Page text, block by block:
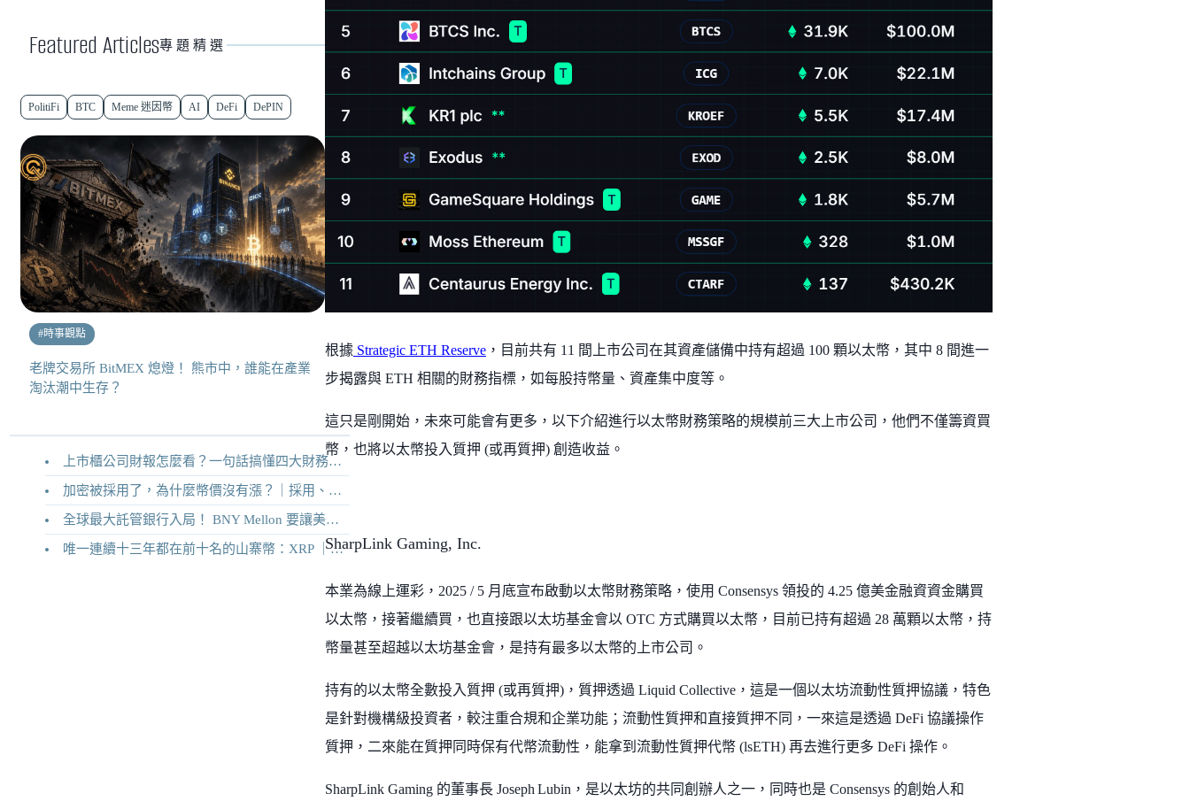
Featured Articles專題精選
PolitiFi BTC Meme 迷因幣 AI DeFi DePIN
#時事觀點
老牌交易所 BitMEX 熄燈！ 熊市中，誰能在產業
淘汰潮中生存？
上市櫃公司財報怎麼看？一句話搞懂四大財務報表
加密被採用了，為什麼幣價沒有漲？｜採用、收入與代幣價值捕獲
全球最大託管銀行入局！ BNY Mellon 要讓美債交易 24/7 不打烊
唯一連續十三年都在前十名的山寨幣：XRP ｜Ripple 2026 介紹
根據 Strategic ETH Reserve ，目前共有 11 間上市公司在其資產儲備中持有超過 100 顆以太幣，其中 8 間進一
步揭露與 ETH 相關的財務指標，如每股持幣量、資產集中度等。
這只是剛開始，未來可能會有更多，以下介紹進行以太幣財務策略的規模前三大上市公司，他們不僅籌資買
幣，也將以太幣投入質押 (或再質押) 創造收益。
SharpLink Gaming, Inc.
本業為線上運彩，2025 / 5 月底宣布啟動以太幣財務策略，使用 Consensys 領投的 4.25 億美金融資資金購買
以太幣，接著繼續買，也直接跟以太坊基金會以 OTC 方式購買以太幣，目前已持有超過 28 萬顆以太幣，持
幣量甚至超越以太坊基金會，是持有最多以太幣的上市公司。
持有的以太幣全數投入質押 (或再質押)，質押透過 Liquid Collective，這是一個以太坊流動性質押協議，特色
是針對機構級投資者，較注重合規和企業功能；流動性質押和直接質押不同，一來這是透過 DeFi 協議操作
質押，二來能在質押同時保有代幣流動性，能拿到流動性質押代幣 (lsETH) 再去進行更多 DeFi 操作。
SharpLink Gaming 的董事長 Joseph Lubin，是以太坊的共同創辦人之一，同時也是 Consensys 的創始人和